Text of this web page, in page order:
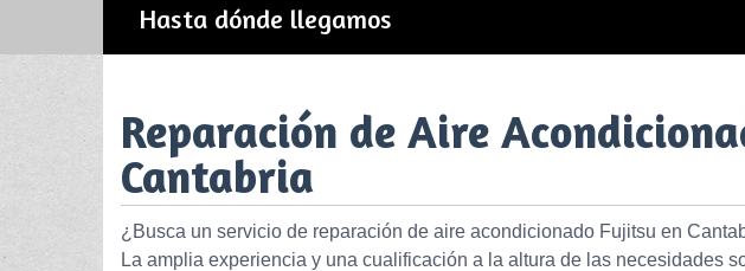
Hasta dónde llegamos
Reparación de Aire
Cantabria
¿Busca un servicio de reparación de aire acondicionado Fujitsu en
La amplia experiencia y una cualificación a la altura de las necesidades